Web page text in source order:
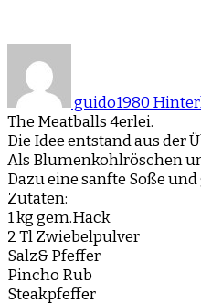
guido1980
The Meatballs 4erlei.
Die Idee entstand aus der
Als Blumenkohlröschen
Dazu eine sanfte Soße
Zutaten:
1 kg gem.Hack
2 Tl Zwiebelpulver
Salz& Pfeffer
Pincho Rub
Steakpfeffer